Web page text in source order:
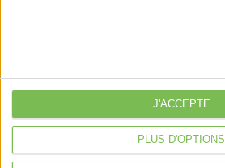
PLUS D'OPTIONS
J'ACCEPTE
Location de bureaux
Examen de Conformité Fiscale